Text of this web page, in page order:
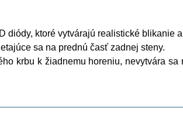
diódy, ktoré vytvárajú realistické blikanie
sa na prednú časť zadnej steny.
krbu k žiadnemu horeniu, nevytvára